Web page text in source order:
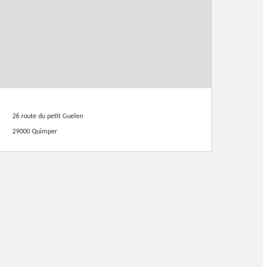
26 route du petit Guelen
29000 Quimper